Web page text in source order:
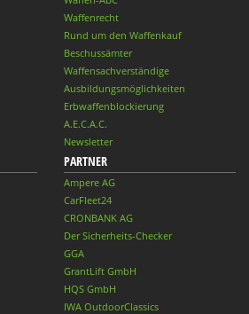
Waffenrecht
Rund um den Waffenkauf
Beschussämter
Waffensachverständige
Ausbildungsmöglichkeiten
Erbwaffenblockierung
A.E.C.A.C.
Newsletter
PARTNER
Ampere AG
CarFleet24
CRONBANK AG
Der Sicherheits-Checker
GGA
GrantLift GmbH
HQS GmbH
IWA OutdoorClassics